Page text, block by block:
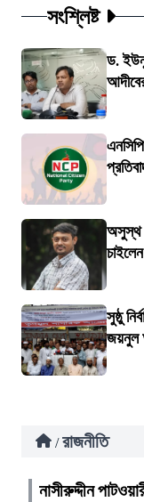
সংশ্লিষ্ট
ড.
অসুস্থ
সুষ্ঠু
জয়নুল
/ রাজনীতি
নাসীরুদ্দীন